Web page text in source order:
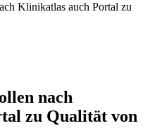
Klinikatlas auch Portal zu
nach
zu Qualität von